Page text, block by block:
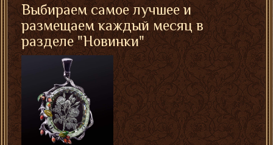
Выбираем самое лучшее и
размещаем каждый месяц в
разделе "Новинки"